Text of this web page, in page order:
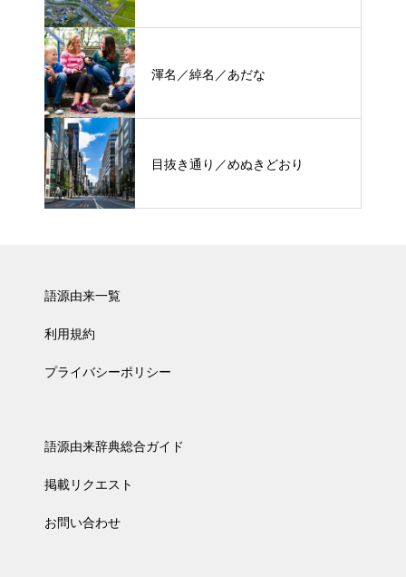
渾名／綽名／あだな
目抜き通り／めぬきどおり
語源由来一覧
利用規約
プライバシーポリシー
語源由来辞典総合ガイド
掲載リクエスト
お問い合わせ